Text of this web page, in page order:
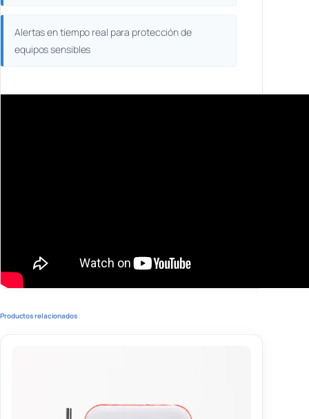
Alertas en tiempo real para protección de
equipos sensibles
Productos relacionados